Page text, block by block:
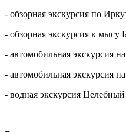
- обзорная экскурсия по
- обзорная экскурсия к мысу
- автомобильная экскурсия
- автомобильная экскурсия
- водная экскурсия